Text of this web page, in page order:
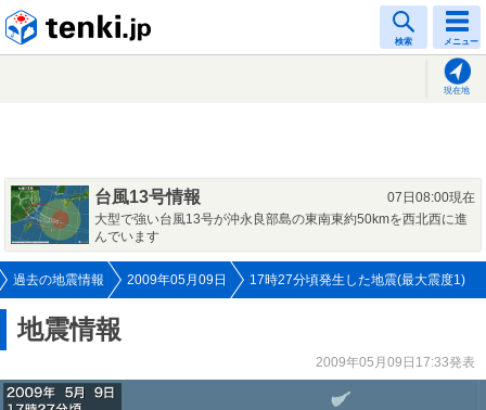
検索 メニュー
現在地
台風13号情報
07日08:00現在
大型で強い台風13号が沖永良部島の東南東約50kmを西北西に進
んでいます
過去の地震情報 2009年05月09日 17時27分頃発生した地震(最大震度1)
地震情報
2009年05月09日17:33発表